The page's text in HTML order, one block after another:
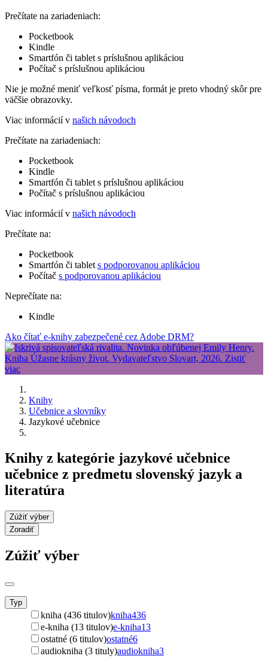
Prečítate na zariadeniach:
Pocketbook
Kindle
Smartfón či tablet s príslušnou aplikáciou
Počítač s príslušnou aplikáciou
Nie je možné meniť veľkosť písma, formát je preto vhodný skôr pre
väčšie obrazovky.
Viac informácií v našich návodoch
Prečítate na zariadeniach:
Pocketbook
Kindle
Smartfón či tablet s príslušnou aplikáciou
Počítač s príslušnou aplikáciou
Viac informácií v našich návodoch
Prečítate na:
Pocketbook
Smartfón či tablet s podporovanou aplikáciou
Počítač s podporovanou aplikáciou
Neprečítate na:
Kindle
Ako čítať e-knihy zabezpečené cez Adobe DRM?
Knihy
Učebnice a slovníky
Jazykové učebnice
Knihy z kategórie jazykové učebnice
učebnice z predmetu slovenský jazyk a
literatúra
Zúžiť výber
Zoradiť
Zúžiť výber
Typ
kniha (436 titulov)kniha436
e-kniha (13 titulov)e-kniha13
ostatné (6 titulov)ostatné6
audiokniha (3 tituly)audiokniha3